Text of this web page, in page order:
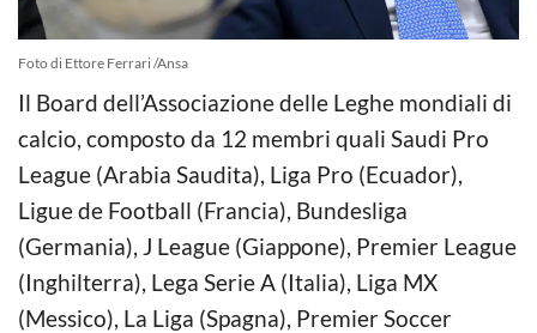
Foto di Ettore Ferrari /Ansa
Il Board dell’Associazione delle Leghe mondiali di
calcio, composto da 12 membri quali Saudi Pro
League (Arabia Saudita), Liga Pro (Ecuador),
Ligue de Football (Francia), Bundesliga
(Germania), J League (Giappone), Premier League
(Inghilterra), Lega Serie A (Italia), Liga MX
(Messico), La Liga (Spagna), Premier Soccer